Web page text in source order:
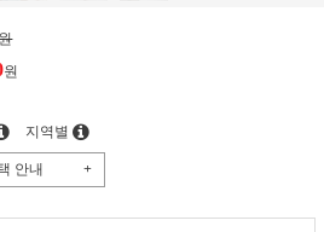
원
지역별
안내 +